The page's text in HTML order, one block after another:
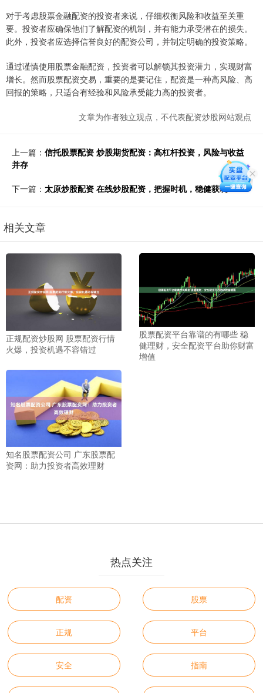
对于考虑股票金融配资的投资者来说，仔细权衡风险和收益至关重
要。投资者应确保他们了解配资的机制，并有能力承受潜在的损失。
此外，投资者应选择信誉良好的配资公司，并制定明确的投资策略。
通过谨慎使用股票金融配资，投资者可以解锁其投资潜力，实现财富
增长。然而股票配资交易，重要的是要记住，配资是一种高风险、高
回报的策略，只适合有经验和风险承受能力高的投资者。
文章为作者独立观点，不代表配资炒股网站观点
上一篇： 信托股票配资 炒股期货配资：高杠杆投资，风险与收益
并存
下一篇： 太原炒股配资 在线炒股配资，把握时机，稳健获利
相关文章
正规配资炒股网 股票配资行情
火爆，投资机遇不容错过
股票配资平台靠谱的有哪些 稳
健理财，安全配资平台助你财富
增值
知名股票配资公司 广东股票配
资网：助力投资者高效理财
热点关注
配资 股票
正规 平台
安全 指南